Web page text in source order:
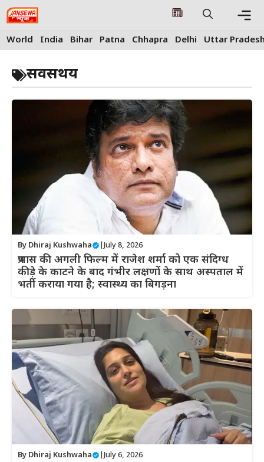
Skip
to
content
World India Bihar Patna Chhapra Delhi Uttar
सवसथय
By Dhiraj Kushwaha July 8, 2026
प्रभास की अगली फिल्म में राजेश शर्मा को एक संदिग्ध
कीड़े के काटने के बाद गंभीर लक्षणों के साथ अस्पताल में
भर्ती कराया गया है; स्वास्थ्य का बिगड़ना
By Dhiraj Kushwaha July 6, 2026